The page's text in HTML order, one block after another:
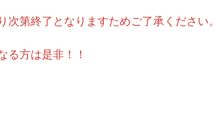
次第終了となりますためご了承ください。
る方は是非！！